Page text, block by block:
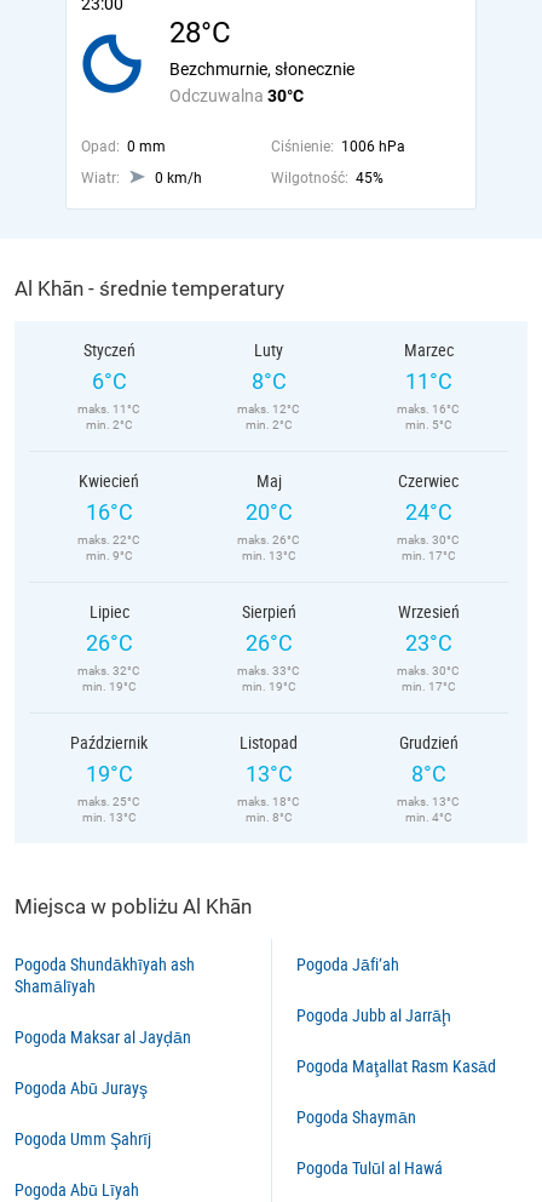
28°C
Odczuwalna 30°C
Bezchmurnie, słonecznie
Opad: 0 mm Ciśnienie: 1006 hPa
Wiatr:
0 km/h Wilgotność: 45%
Al Khān - średnie temperatury
Styczeń
6°C
maks. 11°C
min. 2°C
Luty
8°C
maks. 12°C
min. 2°C
Marzec
11°C
maks. 16°C
min. 5°C
Kwiecień
16°C
maks. 22°C
min. 9°C
Maj
20°C
maks. 26°C
min. 13°C
Czerwiec
24°C
maks. 30°C
min. 17°C
Lipiec
26°C
maks. 32°C
min. 19°C
Sierpień
26°C
maks. 33°C
min. 19°C
Wrzesień
23°C
maks. 30°C
min. 17°C
Październik
19°C
maks. 25°C
min. 13°C
Listopad
13°C
maks. 18°C
min. 8°C
Grudzień
8°C
maks. 13°C
min. 4°C
Miejsca w pobliżu Al Khān
Pogoda Shundākhīyah ash
Shamālīyah
Pogoda Maksar al Jayḑān
Pogoda Abū Jurayş
Pogoda Umm Şahrīj
Pogoda Abū Līyah
Pogoda Jāfi‘ah
Pogoda Jubb al Jarrāḩ
Pogoda Maţallat Rasm Kasād
Pogoda Shaymān
Pogoda Tulūl al Hawá